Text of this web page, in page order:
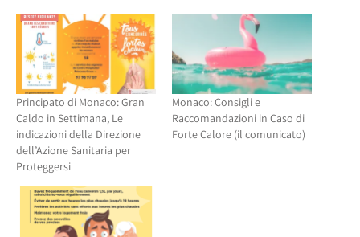
una
nuova
finestra)
nuova
finestra)
Principato di Monaco: Gran
Caldo in Settimana, Le
indicazioni della Direzione
dell’Azione Sanitaria per
Proteggersi
Monaco: Consigli e
Raccomandazioni in Caso di
Forte Calore (il comunicato)